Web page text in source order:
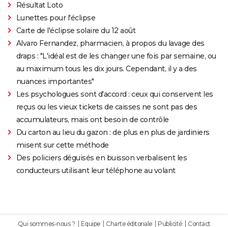
Résultat Loto
Lunettes pour l'éclipse
Carte de l'éclipse solaire du 12 août
Alvaro Fernandez, pharmacien, à propos du lavage des
draps : "L'idéal est de les changer une fois par semaine, ou
au maximum tous les dix jours. Cependant, il y a des
nuances importantes"
Les psychologues sont d'accord : ceux qui conservent les
reçus ou les vieux tickets de caisses ne sont pas des
accumulateurs, mais ont besoin de contrôle
Du carton au lieu du gazon : de plus en plus de jardiniers
misent sur cette méthode
Des policiers déguisés en buisson verbalisent les
conducteurs utilisant leur téléphone au volant
Qui sommes-nous ? Equipe Charte éditoriale Publicité Contact